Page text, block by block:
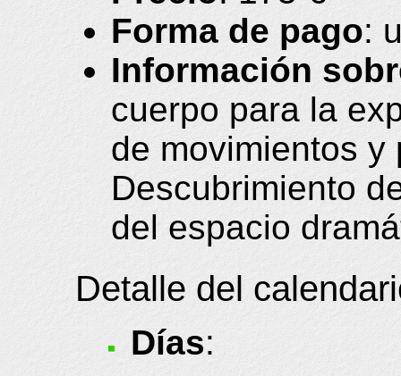
Forma de pago:
Información
cuerpo para la
de movimientos y
Descubrimiento
del espacio
Detalle del
Días: